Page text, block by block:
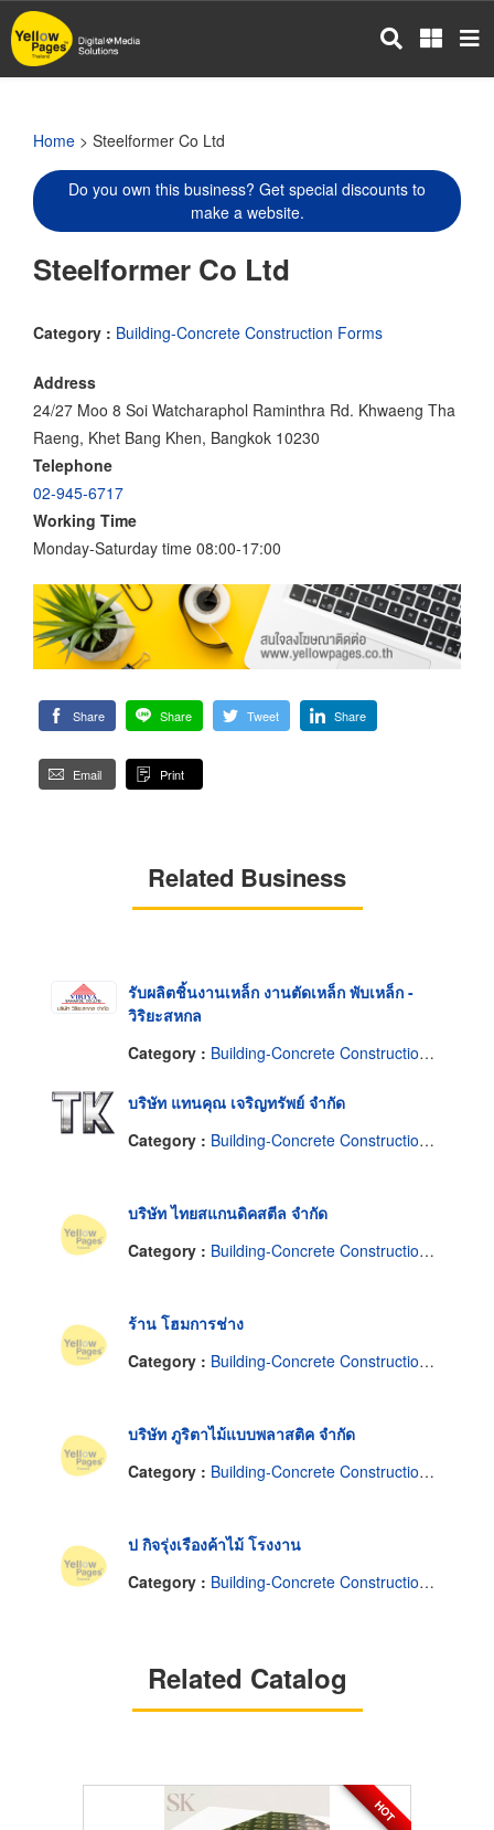
Skip
to
main
Home > Steelformer Co Ltd
Do you own this business? Get special discounts to
make a website.
Steelformer Co Ltd
Category : Building-Concrete Construction Forms
Address
24/27 Moo 8 Soi Watcharaphol Raminthra Rd. Khwaeng Tha
Raeng, Khet Bang Khen, Bangkok 10230
Telephone
02-945-6717
Working Time
Monday-Saturday time 08:00-17:00
Share Share Tweet Share
Email Print
Related Business
รับผลิตชิ้นงานเหล็ก งานตัดเหล็ก พับเหล็ก -
วิริยะสหกล
Category : Building-Concrete Construction Forms
บริษัท แทนคุณ เจริญทรัพย์ จำกัด
Category : Building-Concrete Construction Forms
บริษัท ไทยสแกนดิคสตีล จำกัด
Category : Building-Concrete Construction Forms
ร้าน โฮมการช่าง
Category : Building-Concrete Construction Forms
บริษัท ภูริตาไม้แบบพลาสติค จำกัด
Category : Building-Concrete Construction Forms
ป กิจรุ่งเรืองค้าไม้ โรงงาน
Category : Building-Concrete Construction Forms
Related Catalog
HOT